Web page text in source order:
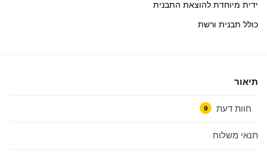
ידית מיוחדת להוצאת התבנית
כולל תבנית ורשת
תיאור
חוות דעת 9
תנאי משלוח